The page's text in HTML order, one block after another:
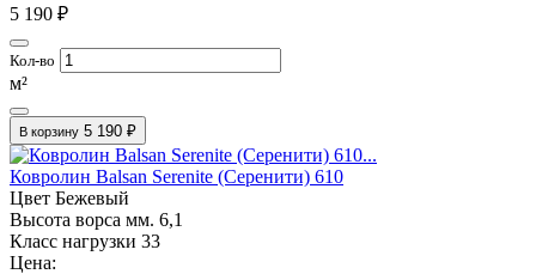
5 190 ₽
Кол-во
м²
В корзину 5 190 ₽
Ковролин Balsan Serenite (Серенити) 610
Цвет Бежевый
Высота ворса мм. 6,1
Класс нагрузки 33
Цена: